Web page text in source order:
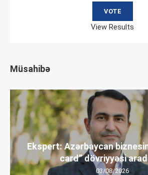
View Results
Müsahibə
Ekspert: Azərbaycan
card” dövriyyəsi
03/08/2026